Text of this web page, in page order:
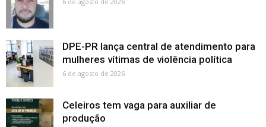
DPE-PR lança central de atendimento para
mulheres vítimas de violência política
6 de agosto de 2026
Celeiros tem vaga para auxiliar de
produção